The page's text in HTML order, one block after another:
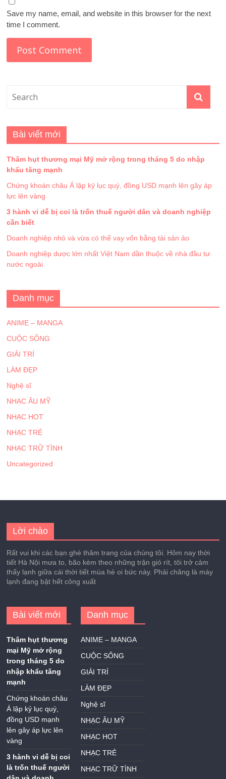
Save my name, email, and website in this browser for the next
time I comment.
Bài viết mới
Thâm hụt thương mại Mỹ mở rộng trong tháng 5 do nhập
khẩu tăng mạnh
Chứng khoán châu Á lập kỷ lục quý, đồng USD mạnh lên gây áp
lực lên vàng
3 hành vi dễ bị coi là trốn thuế người dân và doanh nghiệp
cần biết
Doanh nghiệp nhỏ và vừa có thể vay vốn bằng tài sản ảo
Doanh nghiệp dược lớn nhất Việt Nam dần thuộc về nhà đầu tư
nước ngoài
Danh mục
ANIME – MANGA
CUỘC SỐNG
GIẢI TRÍ
LÀM ĐẸP
Nghệ sĩ
NHẠC ÂU MỸ
NHẠC HOT
NHẠC TRẺ
NHẠC TRỮ TÌNH
Uncategorized
Lời chào
Rất vui khi các bạn ghé thăm trang của chúng tôi. Hôm nay thời
tiết Hà Nội mưa to, bão kèm theo những trận gió rít, tôi trở cảm
thấy lạnh giữa cái thời tiết mùa hè oi bức này. Phải chăng là máy
lạnh đang bật hết công xuất
Bài viết mới
Thâm hụt thương
mại Mỹ mở rộng
trong tháng 5 do
nhập khẩu tăng
mạnh
Chứng khoán châu
Á lập kỷ lục quý,
đồng USD mạnh
lên gây áp lực lên
vàng
3 hành vi dễ bị coi
là trốn thuế người
Danh mục
ANIME – MANGA
CUỘC SỐNG
GIẢI TRÍ
LÀM ĐẸP
Nghệ sĩ
NHẠC ÂU MỸ
NHẠC HOT
NHẠC TRẺ
NHẠC TRỮ TÌNH